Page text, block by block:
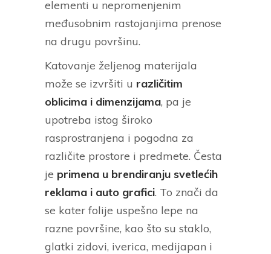
elementi u nepromenjenim
međusobnim rastojanjima prenose
na drugu površinu.
Katovanje željenog materijala
može se izvršiti u različitim
oblicima i dimenzijama, pa je
upotreba istog široko
rasprostranjena i pogodna za
različite prostore i predmete. Česta
je primena u brendiranju svetlećih
reklama i auto grafici. To znači da
se kater folije uspešno lepe na
razne površine, kao što su staklo,
glatki zidovi, iverica, medijapan i